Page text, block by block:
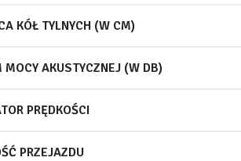
KÓŁ TYLNYCH (W CM)
MOCY AKUSTYCZNEJ (W DB)
PRĘDKOŚCI
PRZEJAZDU